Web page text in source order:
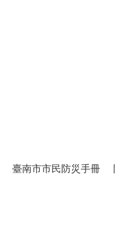
臺南市市民防災手冊